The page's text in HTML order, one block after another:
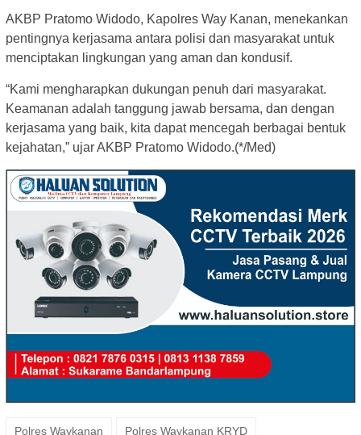
AKBP Pratomo Widodo, Kapolres Way Kanan, menekankan
pentingnya kerjasama antara polisi dan masyarakat untuk
menciptakan lingkungan yang aman dan kondusif.
“Kami mengharapkan dukungan penuh dari masyarakat.
Keamanan adalah tanggung jawab bersama, dan dengan
kerjasama yang baik, kita dapat mencegah berbagai bentuk
kejahatan,” ujar AKBP Pratomo Widodo.(*/Med)
Polres Waykanan Polres Waykanan KRYD